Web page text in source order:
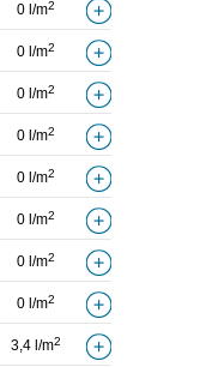
0 l/m2
0 l/m2
0 l/m2
0 l/m2
0 l/m2
0 l/m2
0 l/m2
0 l/m2
3,4 l/m2